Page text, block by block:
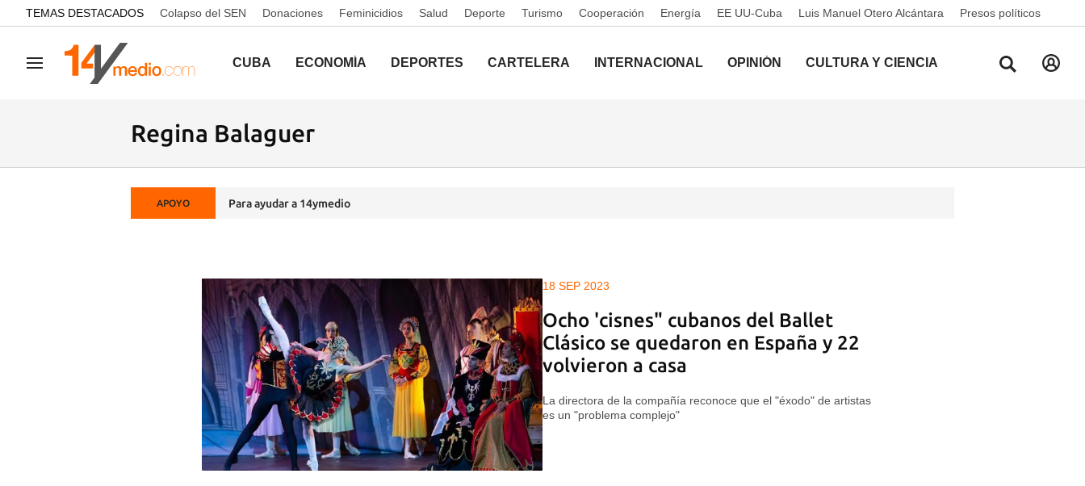
common.go-to-content
TEMAS DESTACADOS Colapso del SEN Donaciones Feminicidios Salud Deporte Turismo Cooperación Energía EE UU-Cuba Luis Manuel Otero Alcántara Presos políticos
Navegación CUBA ECONOMÍA DEPORTES CARTELERA INTERNACIONAL OPINIÓN CULTURA Y CIENCIA
Regina Balaguer
APOYO Para ayudar a 14ymedio
18 SEP 2023
Ocho 'cisnes" cubanos del Ballet
Clásico se quedaron en España y 22
volvieron a casa
La directora de la compañía reconoce que el "éxodo" de artistas
es un "problema complejo"